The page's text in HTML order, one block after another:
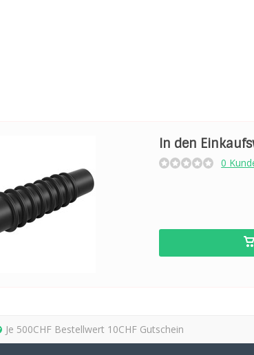
In den
0
Je 500CHF Bestellwert 10CHF Gutschein